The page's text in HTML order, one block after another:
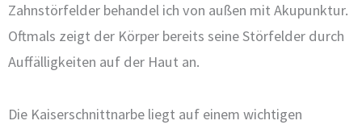
Zahnstörfelder behandel ich von außen mit Akupunktur.
Oftmals zeigt der Körper bereits seine Störfelder durch
Auffälligkeiten auf der Haut an.
Die Kaiserschnittnarbe liegt auf einem wichtigen